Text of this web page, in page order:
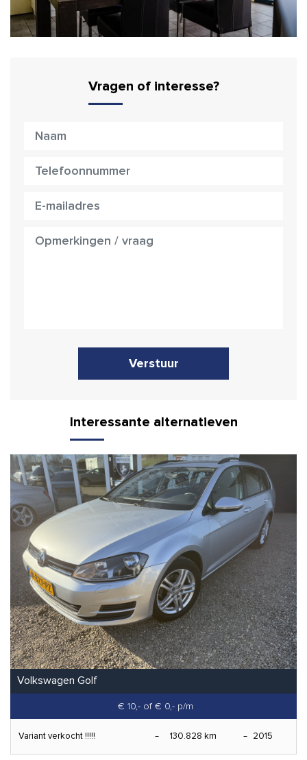
Vragen of interesse?
Verstuur
Interessante alternatieven
Volkswagen Golf
€ 10,- of € 0,- p/m
Variant verkocht !!!!! 130.828 km 2015